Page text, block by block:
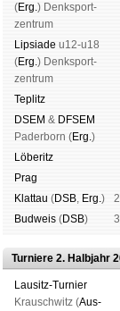
(Erg.) Denk­sport­
zen­trum
Lipsiade u12-u18
(Erg.) Denk­sport­
zen­trum
Tep­litz
DSEM & DFSEM
Pader­born (Erg.)
Lö­be­ritz
Prag
Klat­tau (DSB, Erg.)
Bud­weis (DSB)
Turniere 2. Halbjahr
Lau­sitz-Tur­nier
Krausch­witz (Aus­